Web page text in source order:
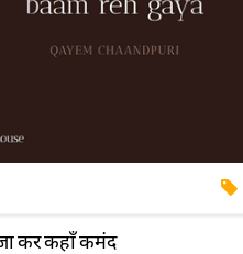
कर कहाँ कमंद